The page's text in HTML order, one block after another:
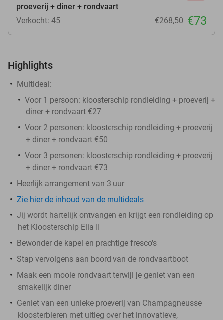
proeverij + diner + rondvaart
Verkocht: 45 €268,50 €73
Highlights
Multideal:
Voor 1 persoon: kloosterschip rondleiding + proeverij +
diner + rondvaart €27
Voor 2 personen: kloosterschip rondleiding + proeverij
+ diner + rondvaart €50
Voor 3 personen: kloosterschip rondleiding + proeverij
+ diner + rondvaart €73
Heerlijk arrangement van 3 uur
Zie hier de inhoud van de multideals
Jij wordt hartelijk ontvangen en krijgt een rondleiding op
het Kloosterschip Elia II
Bewonder de kapel en prachtige fresco's
Stap vervolgens aan boord van de rondvaartboot
Maak een mooie rondvaart terwijl je geniet van een
smakelijk diner
Geniet van een unieke proeverij van Champagneusse
kloosterbieren met uitleg over het innovatieve,